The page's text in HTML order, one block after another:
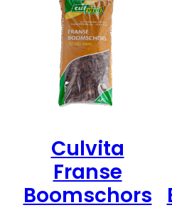
Culvita
Franse
Boomschors